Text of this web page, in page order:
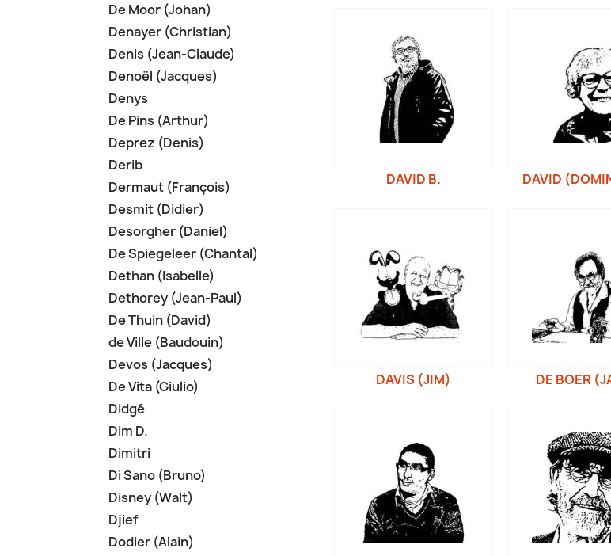
De Moor (Johan)
Denayer (Christian)
Denis (Jean-Claude)
Denoël (Jacques)
Denys
De Pins (Arthur)
Deprez (Denis)
Derib
Dermaut (François)
Desmit (Didier)
Desorgher (Daniel)
De Spiegeleer (Chantal)
Dethan (Isabelle)
Dethorey (Jean-Paul)
De Thuin (David)
de Ville (Baudouin)
Devos (Jacques)
De Vita (Giulio)
Didgé
Dim D.
Dimitri
Di Sano (Bruno)
Disney (Walt)
Djief
Dodier (Alain)
DAVID B. DAVID
DAVIS (JIM) DE BOER